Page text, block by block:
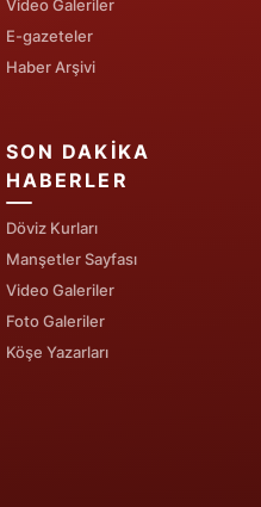
Video Galeriler
E-gazeteler
Haber Arşivi
SON DAKIKA
HABERLER
Döviz Kurları
Manşetler Sayfası
Video Galeriler
Foto Galeriler
Köşe Yazarları